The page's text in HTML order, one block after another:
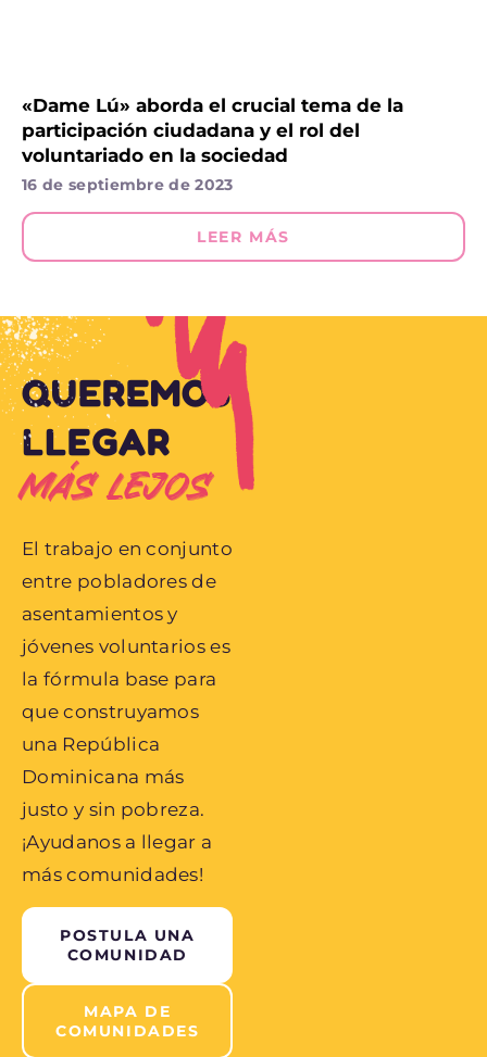
«Dame Lú» aborda el crucial tema de la
participación ciudadana y el rol del
voluntariado en la sociedad
16 de septiembre de 2023
LEER MÁS
QUEREMOS
LLEGAR
MÁS LEJOS
El trabajo en conjunto
entre pobladores de
asentamientos y
jóvenes voluntarios es
la fórmula base para
que construyamos
una República
Dominicana más
justo y sin pobreza.
¡Ayudanos a llegar a
más comunidades!
POSTULA UNA
COMUNIDAD
MAPA DE
COMUNIDADES